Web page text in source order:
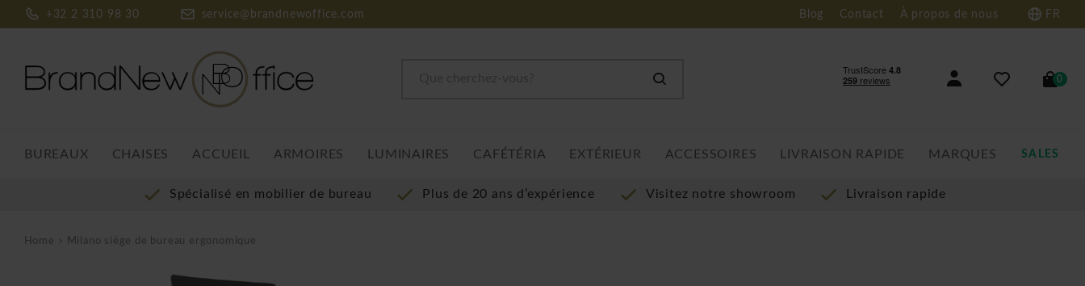
+32 2 310 98 30 service@brandnewoffice.com Blog Contact À propos de nous FR
0
BUREAUX CHAISES ACCUEIL ARMOIRES LUMINAIRES CAFÉTÉRIA EXTÉRIEUR ACCESSOIRES LIVRAISON RAPIDE MARQUES SALES
Spécialisé en mobilier de bureau Plus de 20 ans d’expérience Visitez notre showroom Livraison rapide
Home Milano siège de bureau ergonomique